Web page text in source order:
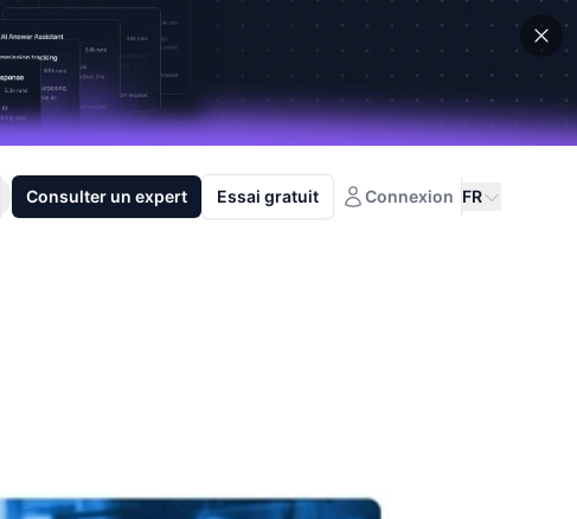
Consulter un expert Essai gratuit Connexion FR